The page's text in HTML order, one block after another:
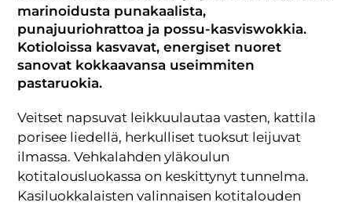
marinoidusta punakaalista,
punajuuriohrattoa ja possu-kasviswokkia.
Kotioloissa kasvavat, energiset nuoret
sanovat kokkaavansa useimmiten
pastaruokia.
Veitset napsuvat leikkuulautaa vasten, kattila
porisee liedellä, herkulliset tuoksut leijuvat
ilmassa. Vehkalahden yläkoulun
kotitalousluokassa on keskittynyt tunnelma.
Kasiluokkalaisten valinnaisen kotitalouden